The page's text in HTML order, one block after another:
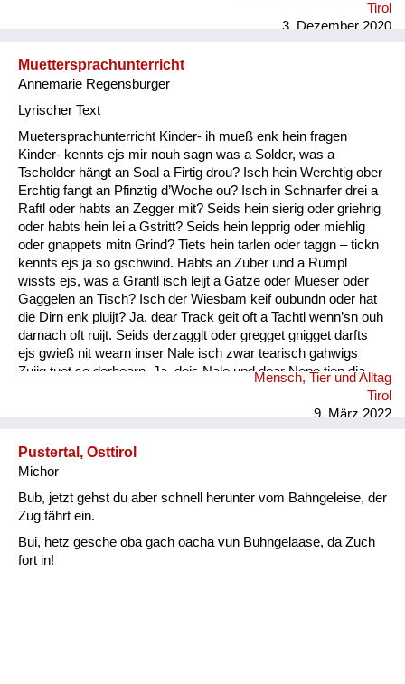
Tirol
3. Dezember 2020
Muettersprachunterricht
Annemarie Regensburger
Lyrischer Text
Muetersprachunterricht Kinder- ih mueß enk hein fragen
Kinder- kennts ejs mir nouh sagn was a Solder, was a
Tscholder hängt an Soal a Firtig drou? Isch hein Werchtig ober
Erchtig fangt an Pfinztig d’Woche ou? Isch in Schnarfer drei a
Raftl oder habts an Zegger mit? Seids hein sierig oder griehrig
oder habts hein lei a Gstritt? Seids hein lepprig oder miehlig
oder gnappets mitn Grind? Tiets hein tarlen oder taggn – tickn
kennts ejs ja so gschwind. Habts an Zuber und a Rumpl
wissts ejs, was a Grantl isch leijt a Gatze oder Mueser oder
Gaggelen an Tisch? Isch der Wiesbam keif oubundn oder hat
die Dirn enk pluijt? Ja, dear Track geit oft a Tachtl wenn’sn ouh
darnach oft ruijt. Seids derzagglt oder gregget gnigget darfts
ejs gwieß nit wearn inser Nale isch zwar tearisch gahwigs
Zuijg tuet se derhearn. Ja, dejs Nale und dear Nene tien dia
Wearter gwieß verschtiahn. Kinder- ejs darfts nie vergessn :
Mensch, Tier und Alltag
Tirol
9. März 2022
Pustertal, Osttirol
Michor
Bub, jetzt gehst du aber schnell herunter vom Bahngeleise, der
Zug fährt ein.
Bui, hetz gesche oba gach oacha vun Buhngelaase, da Zuch
fort in!